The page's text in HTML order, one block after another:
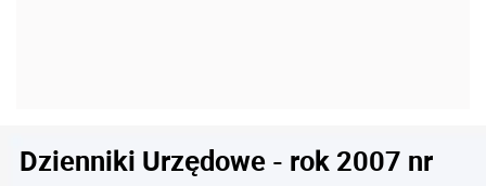
Dzienniki Urzędowe - rok 2007 nr